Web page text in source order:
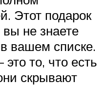
Этот подарок
не знаете
вашем списке.
это то, что есть
скрывают